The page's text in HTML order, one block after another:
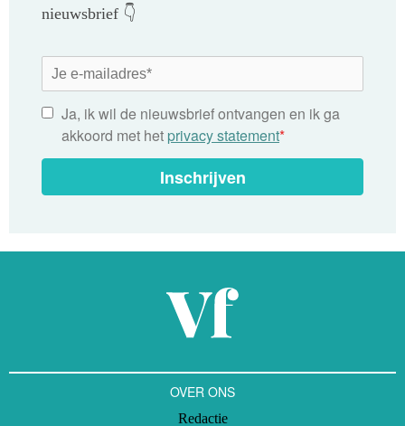
nieuwsbrief 👇
Ja, ik wil de nieuwsbrief ontvangen en ik ga
akkoord met het privacy statement*
Inschrijven
OVER ONS
Redactie